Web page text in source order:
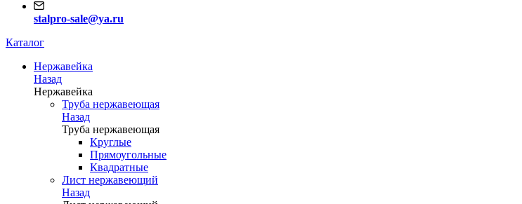
stalpro-sale@ya.ru
Каталог
Нержавейка
Назад
Нержавейка
Труба нержавеющая
Назад
Труба нержавеющая
Круглые
Прямоугольные
Квадратные
Лист нержавеющий
Назад